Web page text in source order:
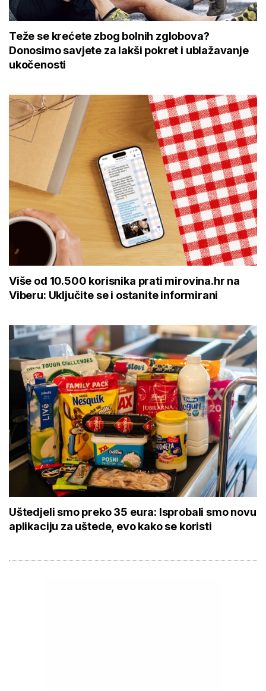
Teže se krećete zbog bolnih zglobova?
Donosimo savjete za lakši pokret i ublažavanje
ukočenosti
Više od 10.500 korisnika prati mirovina.hr na
Viberu: Uključite se i ostanite informirani
Uštedjeli smo preko 35 eura: Isprobali smo novu
aplikaciju za uštede, evo kako se koristi